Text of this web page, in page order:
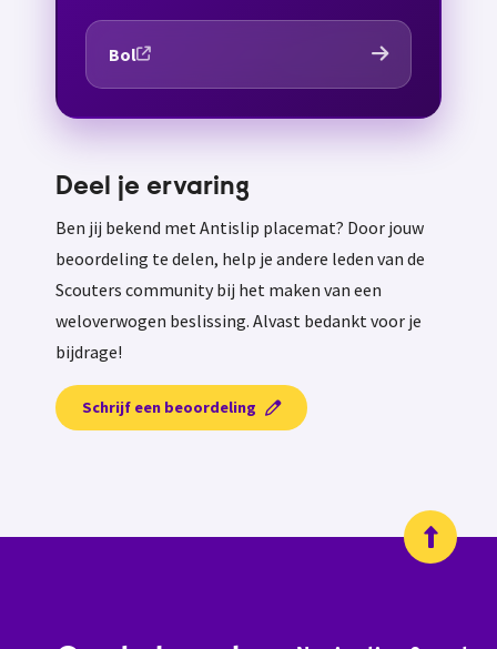
Bol
Deel je ervaring
Ben jij bekend met Antislip placemat? Door jouw
beoordeling te delen, help je andere leden van de
Scouters community bij het maken van een
weloverwogen beslissing. Alvast bedankt voor je
bijdrage!
Schrijf een beoordeling